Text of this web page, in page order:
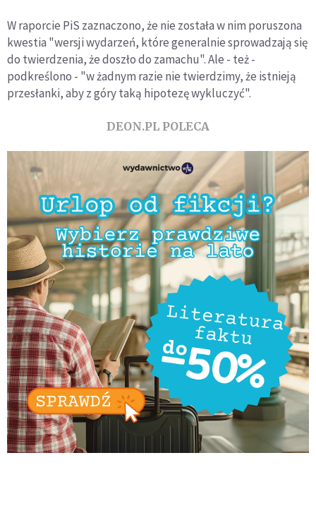
W raporcie PiS zaznaczono, że nie została w nim poruszona
kwestia "wersji wydarzeń, które generalnie sprowadzają się
do twierdzenia, że doszło do zamachu". Ale - też -
podkreślono - "w żadnym razie nie twierdzimy, że istnieją
przesłanki, aby z góry taką hipotezę wykluczyć".
DEON.PL POLECA